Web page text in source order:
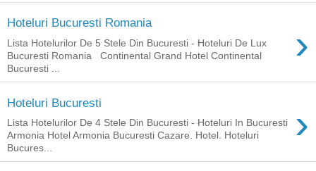
Hoteluri Bucuresti Romania ›
Lista Hotelurilor De 5 Stele Din Bucuresti - Hoteluri De Lux
Bucuresti Romania Continental Grand Hotel Continental
Bucuresti ...
Hoteluri Bucuresti ›
Lista Hotelurilor De 4 Stele Din Bucuresti - Hoteluri In Bucuresti
Armonia Hotel Armonia Bucuresti Cazare. Hotel. Hoteluri
Bucures...